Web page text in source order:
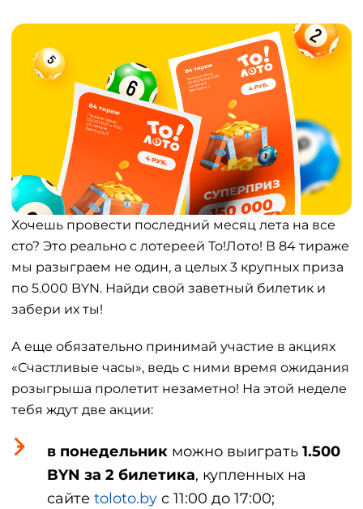
Хочешь провести последний месяц лета на все
сто? Это реально с лотереей То!Лото! В 84 тираже
мы разыграем не один, а целых 3 крупных приза
по 5.000 BYN. Найди свой заветный билетик и
забери их ты!
А еще обязательно принимай участие в акциях
«Счастливые часы», ведь с ними время ожидания
розыгрыша пролетит незаметно! На этой неделе
тебя ждут две акции:
в понедельник можно выиграть 1.500
BYN за 2 билетика, купленных на
сайте toloto.by с 11:00 до 17:00;